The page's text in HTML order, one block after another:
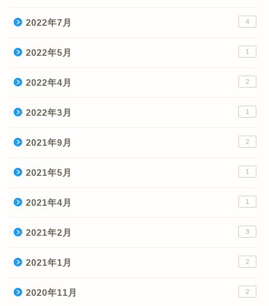
2022年7月 4
2022年5月 1
2022年4月 2
2022年3月 1
2021年9月 2
2021年5月 1
2021年4月 1
2021年2月 3
2021年1月 2
2020年11月 2